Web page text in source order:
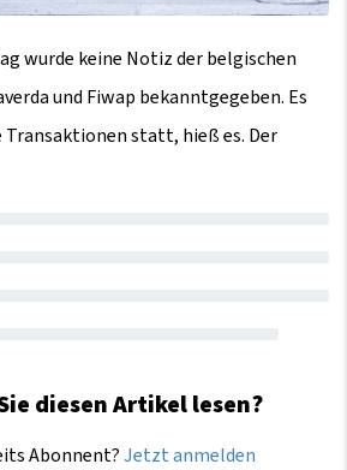
wurde keine Notiz der belgischen
und Fiwap bekanntgegeben. Es
statt, hieß es. Der
diesen Artikel lesen?
Abonnent?Jetzt anmelden